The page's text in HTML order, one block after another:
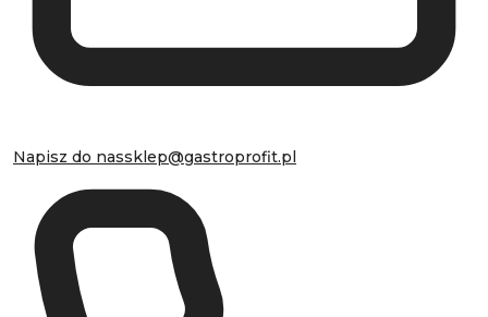
Napisz do nassklep@gastroprofit.pl